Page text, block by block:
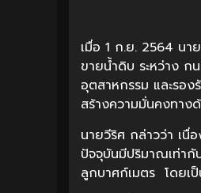
เมื่อ 1 ก.ย. 2564 นา
ขายน้ำดิบ ระหว่าง ก
อุตสาหกรรม และรอ
สร้างความมั่นคงทาง
นายวีริศ กล่าวว่า เนื่
ปัจจุบันมีปริมาณเท่า
ลูกบาศก์เมตร โดยเ